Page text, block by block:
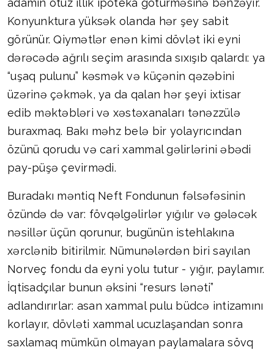
adamın otuz illik ipoteka götürməsinə bənzəyir.
Konyunktura yüksək olanda hər şey sabit
görünür. Qiymətlər enən kimi dövlət iki eyni
dərəcədə ağrılı seçim arasında sıxışıb qalardı: ya
“uşaq pulunu” kəsmək və küçənin qəzəbini
üzərinə çəkmək, ya da qalan hər şeyi ixtisar
edib məktəbləri və xəstəxanaları tənəzzülə
buraxmaq. Bakı məhz belə bir yolayrıcından
özünü qorudu və cari xammal gəlirlərini əbədi
pay-püşə çevirmədi.
Buradakı məntiq Neft Fondunun fəlsəfəsinin
özündə də var: fövqəlgəlirlər yığılır və gələcək
nəsillər üçün qorunur, bugünün istehlakına
xərclənib bitirilmir. Nümunələrdən biri sayılan
Norveç fondu da eyni yolu tutur - yığır, paylamır.
İqtisadçılar bunun əksini “resurs lənəti”
adlandırırlar: asan xammal pulu büdcə intizamını
korlayır, dövləti xammal ucuzlaşandan sonra
saxlamaq mümkün olmayan paylamalara sövq